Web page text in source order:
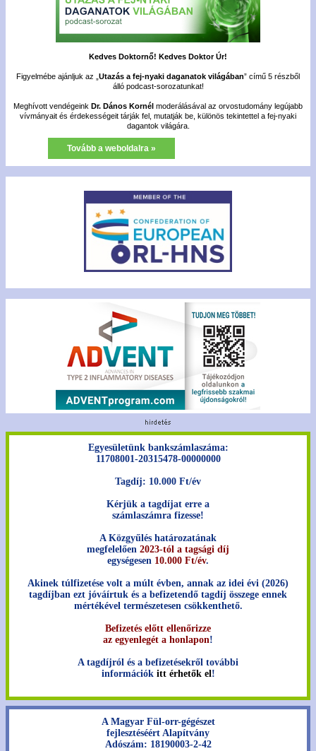
Kedves Doktornő! Kedves Doktor Úr!
Figyelmébe ajánljuk az „ Utazás a fej-nyaki daganatok világában” című 5 részből
álló podcast-sorozatunkat!
Meghívott vendégeink Dr. Dános Kornél moderálásával az orvostudomány legújabb
vívmányait és érdekességeit tárják fel, mutatják be, különös tekintettel a fej-nyaki
dagantok világára.
Tovább a weboldalra »
Egyesületünk bankszámlaszáma:
11708001-20315478-00000000
Tagdíj: 10.000 Ft/év
Kérjük a tagdíjat erre a
számlaszámra fizesse!
A Közgyűlés határozatának
megfelelően 2023-tól a tagsági díj
egységesen 10.000 Ft/év.
Akinek túlfizetése volt a múlt évben, annak az idei évi (2026)
tagdíjban ezt jóváírtuk és a befizetendő tagdíj összege ennek
mértékével természetesen csökkenthető.
Befizetés előtt ellenőrizze
az egyenlegét a honlapon!
A tagdíjról és a befizetésekről további
információk itt érhetők el!
A Magyar Fül-orr-gégészet
fejlesztéséért Alapítvány
Adószám: 18190003-2-42